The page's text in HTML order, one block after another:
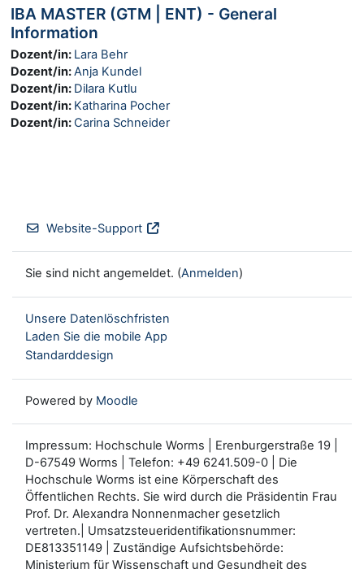
IBA MASTER (GTM | ENT) - General
Information
Dozent/in: Lara Behr
Dozent/in:Anja Kundel
Dozent/in: Dilara Kutlu
Dozent/in: Katharina Pocher
Dozent/in:Carina Schneider
Website-Support
Sie sind nicht angemeldet. (Anmelden)
Unsere Datenlöschfristen
Laden Sie die mobile App
Standarddesign
Powered by Moodle
Impressum: Hochschule Worms | Erenburgerstraße 19 |
D-67549 Worms | Telefon: +49 6241.509-0 | Die
Hochschule Worms ist eine Körperschaft des
Öffentlichen Rechts. Sie wird durch die Präsidentin Frau
Prof. Dr. Alexandra Nonnenmacher gesetzlich
vertreten.| Umsatzsteueridentifikationsnummer:
DE813351149 | Zuständige Aufsichtsbehörde:
Ministerium für Wissenschaft und Gesundheit des